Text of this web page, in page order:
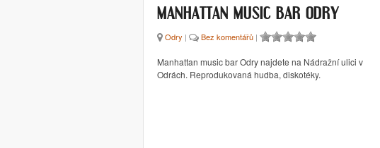
MANHATTAN MUSIC BAR ODRY
Odry | Bez komentářů |
Manhattan music bar Odry najdete na Nádražní ulici v
Odrách. Reprodukovaná hudba, diskotéky.